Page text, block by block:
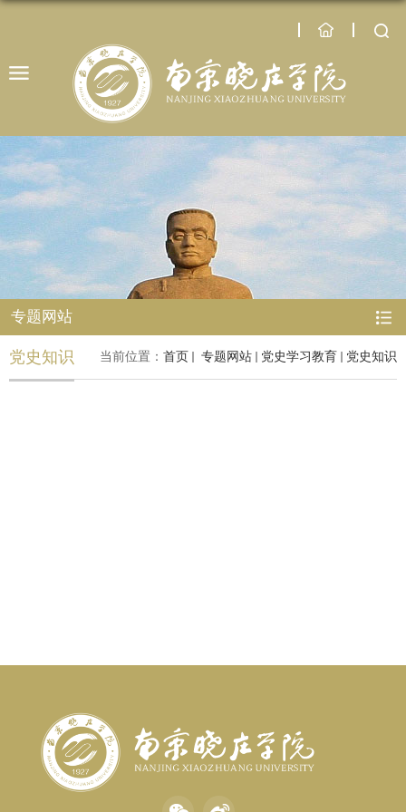
专题网站
当前位置： 首页 专题网站 党史学习教育 党史知识
党史知识